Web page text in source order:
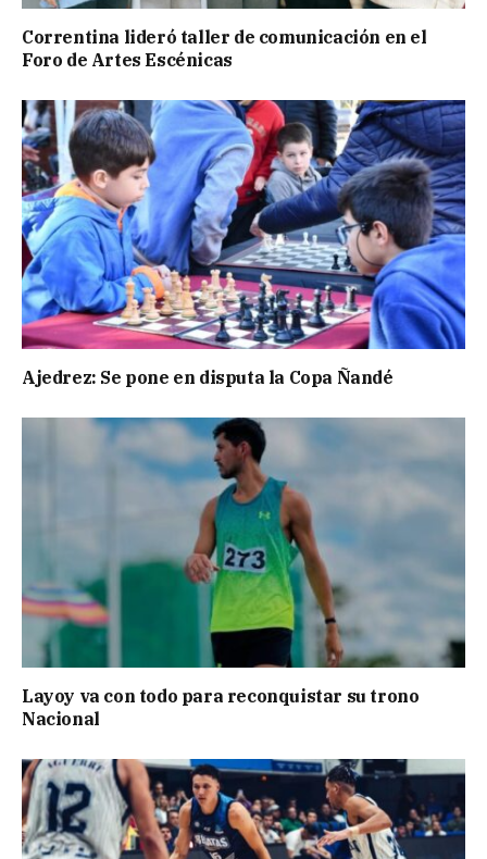
Correntina lideró taller de comunicación en el
Foro de Artes Escénicas
Ajedrez: Se pone en disputa la Copa Ñandé
Layoy va con todo para reconquistar su trono
Nacional